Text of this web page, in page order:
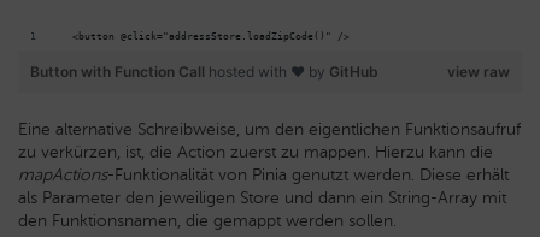
  <button @click="addressStore.loadZipCode()" />
view raw
Button with Function Call hosted with ❤ by GitHub
Eine alternative Schreibweise, um den eigentlichen Funktionsaufruf
zu verkürzen, ist, die Action zuerst zu mappen. Hierzu kann die
mapActions-Funktionalität von Pinia genutzt werden. Diese erhält
als Parameter den jeweiligen Store und dann ein String-Array mit
den Funktionsnamen, die gemappt werden sollen.